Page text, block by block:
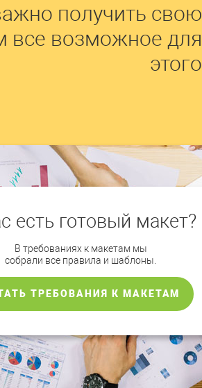
получить свою
все возможное для
этого
есть готовый макет?
В требованиях к макетам мы
собрали все правила и шаблоны.
ТРЕБОВАНИЯ К МАКЕТАМ